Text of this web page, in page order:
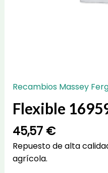
Recambios Massey
Flexible
45,57 €
Repuesto de alta
agrícola.